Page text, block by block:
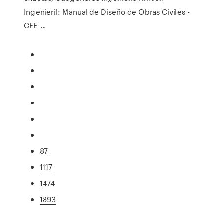
Ingenieril: Manual de Diseño de Obras Civiles -
CFE ...
87
1117
1474
1893